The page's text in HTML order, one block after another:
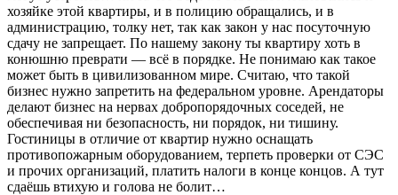
хозяйке этой квартиры, и в полицию обращались, и в
администрацию, толку нет, так как закон у нас посуточную
сдачу не запрещает. По нашему закону ты квартиру хоть в
конюшню преврати — всё в порядке. Не понимаю как такое
может быть в цивилизованном мире. Считаю, что такой
бизнес нужно запретить на федеральном уровне. Арендаторы
делают бизнес на нервах добропорядочных соседей, не
обеспечивая ни безопасность, ни порядок, ни тишину.
Гостиницы в отличие от квартир нужно оснащать
противопожарным оборудованием, терпеть проверки от СЭС
и прочих организаций, платить налоги в конце концов. А тут
сдаёшь втихую и голова не болит…